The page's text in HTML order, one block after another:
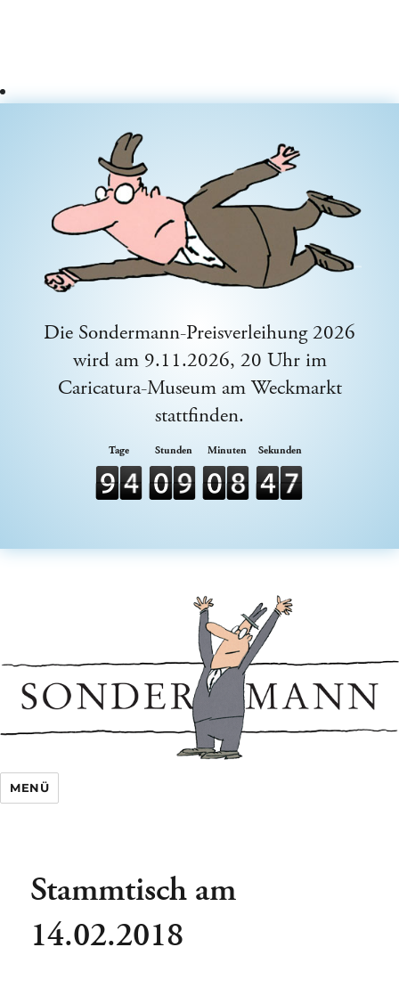
Die Sondermann-Preisverleihung 2026
wird am 9.11.2026, 20 Uhr im
Caricatura-Museum am Weckmarkt
stattfinden.
Tage
Sondermann e.V.
MENÜ
Stammtisch am
14.02.2018